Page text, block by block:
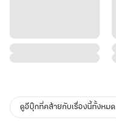
ดูอีบุ๊กที่คล้ายกับเรื่องนี้ทั้งหมด